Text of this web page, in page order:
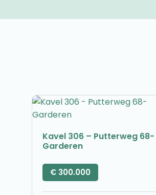
Kavel 306 – Putterweg 68-
Garderen
€ 300.000